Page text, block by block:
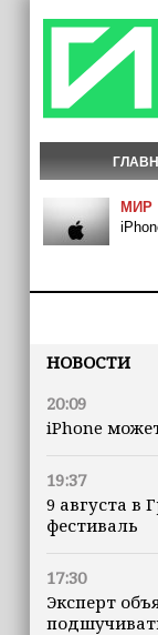
МИР
НОВОСТИ
20:09
iPhone
19:37
9 августа в
фестиваль
17:30
Эксперт